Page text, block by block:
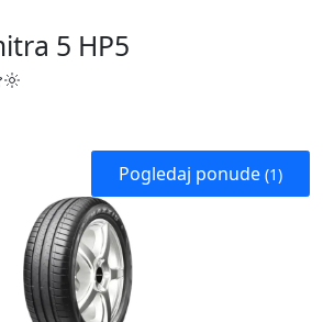
5 HP5
Pogledaj ponude (1)